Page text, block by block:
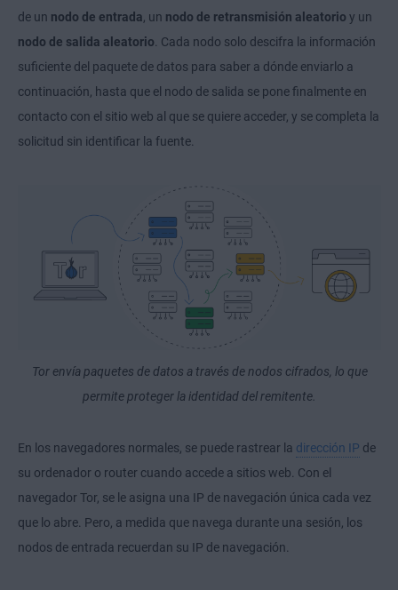
de un nodo de entrada , un nodo de retransmisión aleatorio y un
nodo de salida aleatorio . Cada nodo solo descifra la información
suficiente del paquete de datos para saber a dónde enviarlo a
continuación, hasta que el nodo de salida se pone finalmente en
contacto con el sitio web al que se quiere acceder, y se completa la
solicitud sin identificar la fuente.
Tor envía paquetes de datos a través de nodos cifrados, lo que
permite proteger la identidad del remitente.
En los navegadores normales, se puede rastrear la dirección IP de
su ordenador o router cuando accede a sitios web. Con el
navegador Tor, se le asigna una IP de navegación única cada vez
que lo abre. Pero, a medida que navega durante una sesión, los
nodos de entrada recuerdan su IP de navegación.